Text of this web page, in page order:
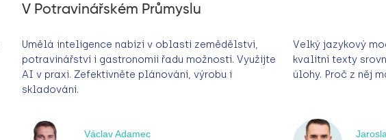
V Potravinářském Průmyslu
Umělá inteligence nabízí v oblasti zemědělství,
potravinářství i gastronomii řadu možností. Využijte
AI v praxi. Zefektivněte plánování, výrobu i
skladování.
Václav Adamec
Velký jazykový
kvalitní texty
úlohy. Proč z něj